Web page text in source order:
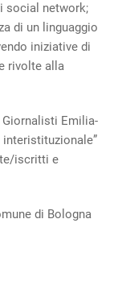
social network;
di un linguaggio
iniziative di
rivolte alla
Giornalisti Emilia-
interistituzionale”
iscritti e
di Bologna